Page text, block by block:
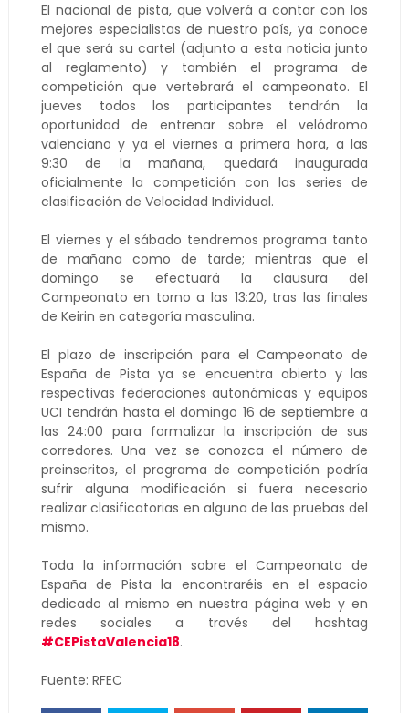
El nacional de pista, que volverá a contar con los
mejores especialistas de nuestro país, ya conoce
el que será su cartel (adjunto a esta noticia junto
al reglamento) y también el programa de
competición que vertebrará el campeonato. El
jueves todos los participantes tendrán la
oportunidad de entrenar sobre el velódromo
valenciano y ya el viernes a primera hora, a las
9:30 de la mañana, quedará inaugurada
oficialmente la competición con las series de
clasificación de Velocidad Individual.
El viernes y el sábado tendremos programa tanto
de mañana como de tarde; mientras que el
domingo se efectuará la clausura del
Campeonato en torno a las 13:20, tras las finales
de Keirin en categoría masculina.
El plazo de inscripción para el Campeonato de
España de Pista ya se encuentra abierto y las
respectivas federaciones autonómicas y equipos
UCI tendrán hasta el domingo 16 de septiembre a
las 24:00 para formalizar la inscripción de sus
corredores. Una vez se conozca el número de
preinscritos, el programa de competición podría
sufrir alguna modificación si fuera necesario
realizar clasificatorias en alguna de las pruebas del
mismo.
Toda la información sobre el Campeonato de
España de Pista la encontraréis en el espacio
dedicado al mismo en nuestra página web y en
redes sociales a través del hashtag
#CEPistaValencia18.
Fuente: RFEC